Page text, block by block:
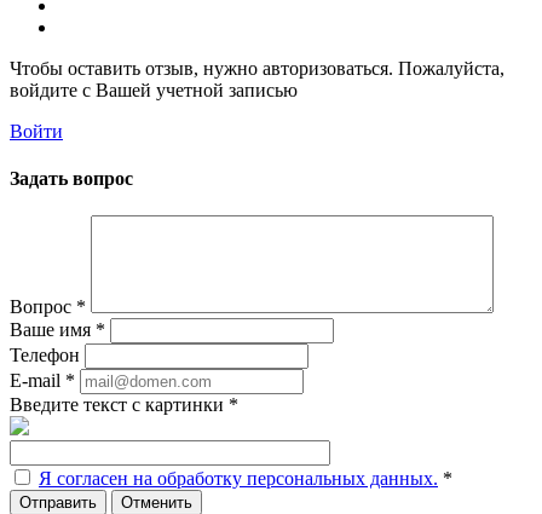
Чтобы оставить отзыв, нужно авторизоваться. Пожалуйста,
войдите с Вашей учетной записью
Войти
Задать вопрос
Вопрос *
Ваше имя *
Телефон
E-mail *
Введите текст с картинки *
Я согласен на обработку персональных данных. *
Отменить